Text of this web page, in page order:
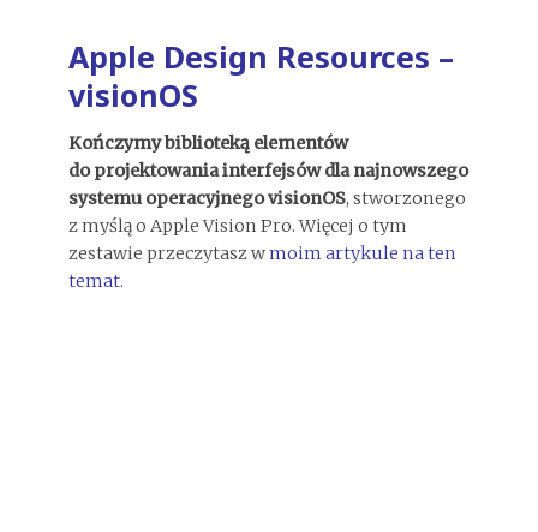
Apple Design Resources –
visionOS
Kończymy biblioteką elementów
do projektowania interfejsów dla najnowszego
systemu operacyjnego visionOS, stworzonego
z myślą o Apple Vision Pro. Więcej o tym
zestawie przeczytasz wmoim artykule na ten
temat.